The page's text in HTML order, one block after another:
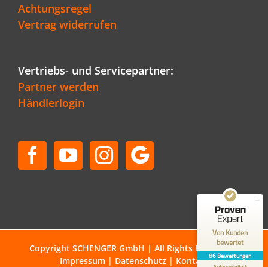
Achtungsregel
Vertrag widerrufen
Vertriebs- und Servicepartner:
Partner werden
Händlerlogin
Copyright SCHENGER GmbH | All Rights Reserved |
Impressum| Datenschutz| Kontakt
Von Kunden
bewertet
86 Bewertungen
SEHR GUT
50
Bewertungen auf
ProvenExpert.com
Blick aufs ProvenExpert-Profil werfen